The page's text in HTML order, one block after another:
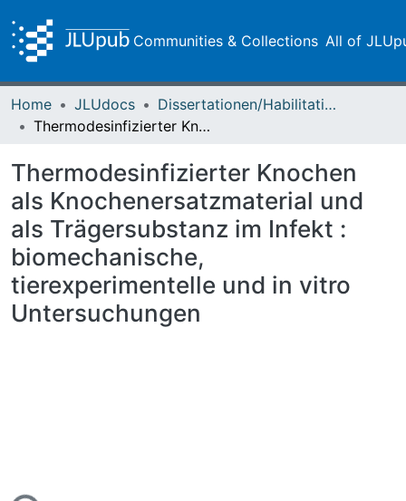
Communities & Collections All of
Home JLUdocs
Dissertationen/Habilitationen
Thermodesinfizierter Knochen als Knochenersatzmaterial und als Trägersubstanz im Infekt : biomechanische, tierexperimentelle und in vitro Untersuchungen
Thermodesinfizierter Knochen
als Knochenersatzmaterial und
als Trägersubstanz im Infekt :
biomechanische,
tierexperimentelle und in vitro
Untersuchungen